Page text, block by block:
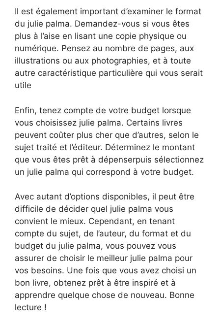
Il est également important d’examiner le format
du julie palma. Demandez-vous si vous êtes
plus à l’aise en lisant une copie physique ou
numérique. Pensez au nombre de pages, aux
illustrations ou aux photographies, et à toute
autre caractéristique particulière qui vous serait
utile
Enfin, tenez compte de votre budget lorsque
vous choisissez julie palma. Certains livres
peuvent coûter plus cher que d’autres, selon le
sujet traité et l’éditeur. Déterminez le montant
que vous êtes prêt à dépenserpuis sélectionnez
un julie palma qui correspond à votre budget.
Avec autant d’options disponibles, il peut être
difficile de décider quel julie palma vous
convient le mieux. Cependant, en tenant
compte du sujet, de l’auteur, du format et du
budget du julie palma, vous pouvez vous
assurer de choisir le meilleur julie palma pour
vos besoins. Une fois que vous avez choisi un
bon livre, obtenez prêt à être inspiré et à
apprendre quelque chose de nouveau. Bonne
lecture !